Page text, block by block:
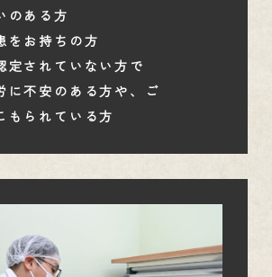
のある方
をお持ちの方
定されていない方で
に不安のある方や、ご
もられている方